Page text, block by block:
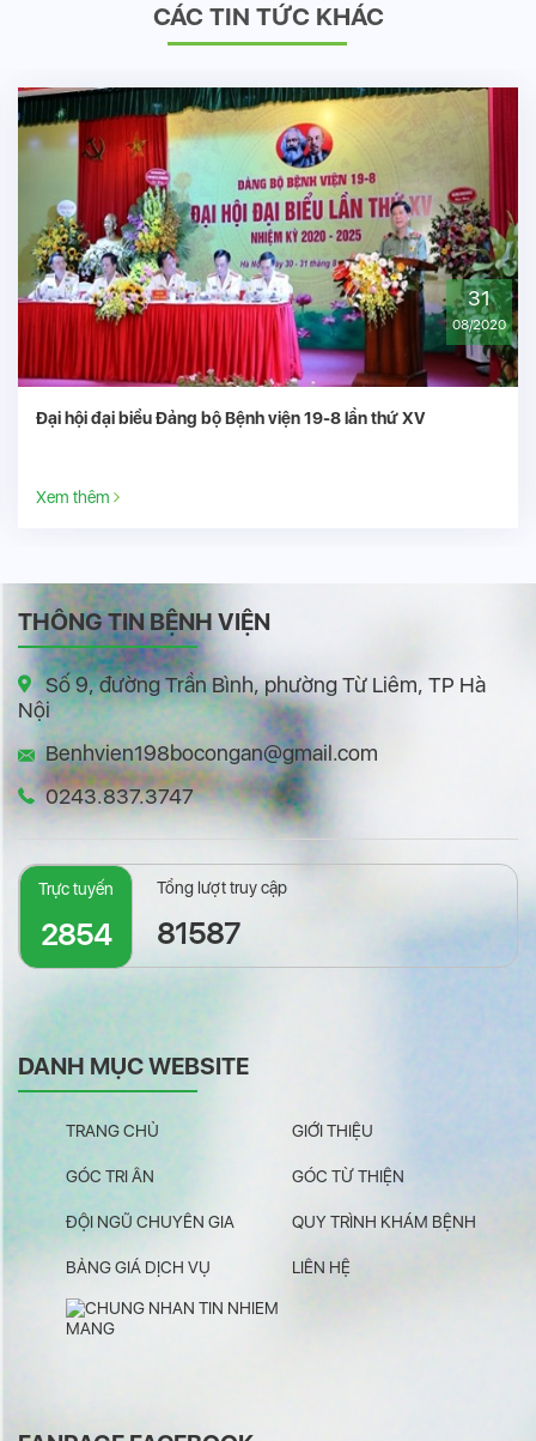
CÁC TIN TỨC KHÁC
30
10/2020
Bệnh viện 19-8, Ủng hộ đồng bào miền trung khắc phục hậu
Xem thêm
THÔNG TIN BỆNH VIỆN
Số 9, đường Trần Bình, phường Từ Liêm, TP Hà
Nội
Benhvien198bocongan@gmail.com
0243.837.3747
Trực tuyến
2854
Tổng lượt truy cập
81587
DANH MỤC WEBSITE
TRANG CHỦ GIỚI THIỆU
GÓC TRI ÂN GÓC TỪ THIỆN
ĐỘI NGŨ CHUYÊN GIA QUY TRÌNH KHÁM BỆNH
BẢNG GIÁ DỊCH VỤ LIÊN HỆ